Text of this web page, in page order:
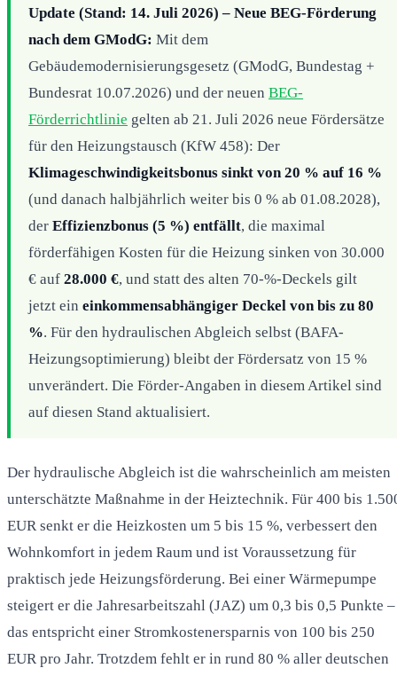
Update (Stand: 14. Juli 2026) – Neue BEG-Förderung
nach dem GModG: Mit dem
Gebäudemodernisierungsgesetz (GModG, Bundestag +
Bundesrat 10.07.2026) und der neuen BEG-
Förderrichtlinie gelten ab 21. Juli 2026 neue Fördersätze
für den Heizungstausch (KfW 458): Der
Klimageschwindigkeitsbonus sinkt von 20 % auf 16 %
(und danach halbjährlich weiter bis 0 % ab 01.08.2028),
der Effizienzbonus (5 %) entfällt, die maximal
förderfähigen Kosten für die Heizung sinken von 30.000
€ auf 28.000 €, und statt des alten 70‑%‑Deckels gilt
jetzt ein einkommensabhängiger Deckel von bis zu 80
%. Für den hydraulischen Abgleich selbst (BAFA-
Heizungsoptimierung) bleibt der Fördersatz von 15 %
unverändert. Die Förder-Angaben in diesem Artikel sind
auf diesen Stand aktualisiert.
Der hydraulische Abgleich ist die wahrscheinlich am meisten
unterschätzte Maßnahme in der Heiztechnik. Für 400 bis
EUR senkt er die Heizkosten um 5 bis 15 %, verbessert den
Wohnkomfort in jedem Raum und ist Voraussetzung für
praktisch jede Heizungsförderung. Bei einer Wärmepumpe
steigert er die Jahresarbeitszahl (JAZ) um 0,3 bis 0,5 Punkte –
das entspricht einer Stromkostenersparnis von 100 bis 250
EUR pro Jahr. Trotzdem fehlt er in rund 80 % aller deutschen